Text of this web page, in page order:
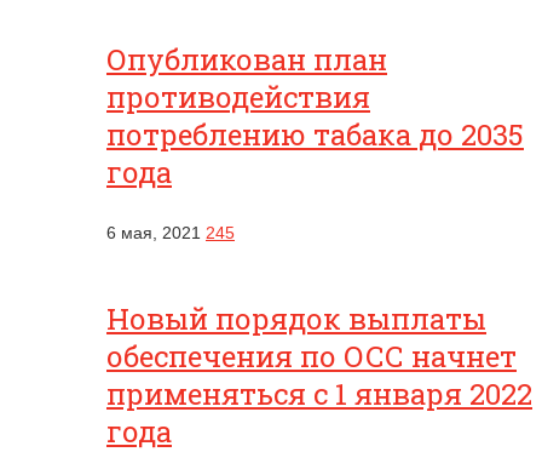
Опубликован план
противодействия
потреблению табака до 2035
года
6 мая, 2021 245
Новый порядок выплаты
обеспечения по ОСС начнет
применяться с 1 января 2022
года